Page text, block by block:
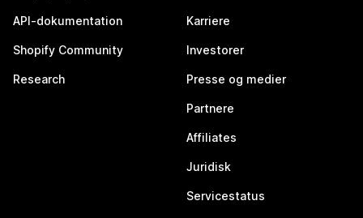
API-dokumentation
Shopify Community
Research
Karriere
Investorer
Presse og medier
Partnere
Affiliates
Juridisk
Servicestatus